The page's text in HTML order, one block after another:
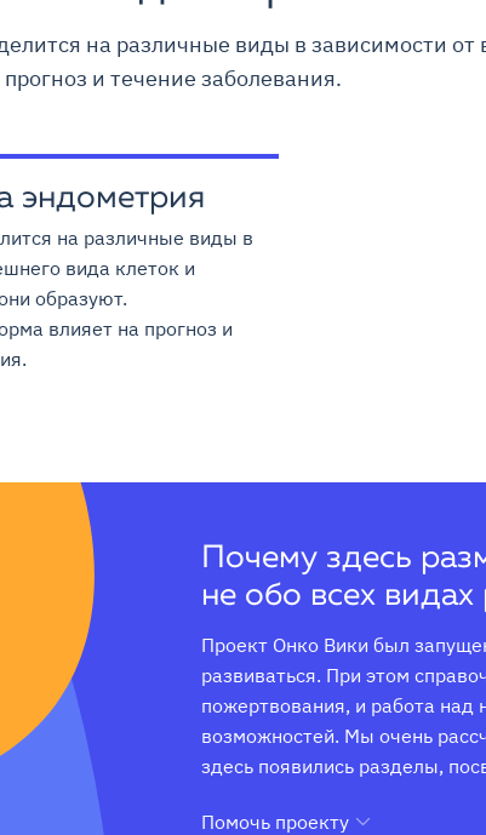
на различные виды в зависимости от
и течение заболевания.
эндометрия
на различные виды в
вида клеток и
образуют.
влияет на прогноз и
Почему здесь
не обо всех видах
Проект Онко Вики был
развиваться. При этом
пожертвования, и работа
возможностей. Мы очень
здесь появились разделы,
Помочь проекту